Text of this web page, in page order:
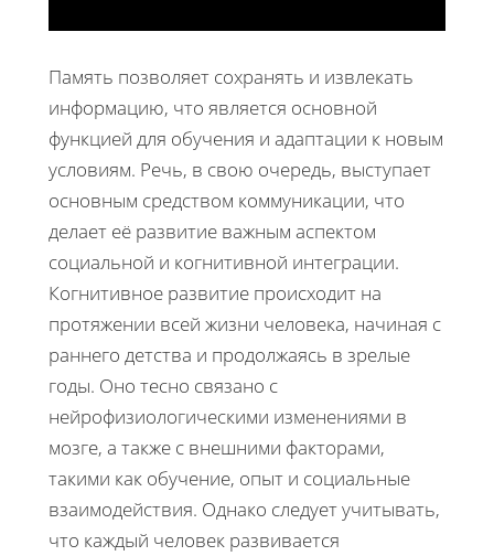
Память позволяет сохранять и извлекать
информацию, что является основной
функцией для обучения и адаптации к новым
условиям. Речь, в свою очередь, выступает
основным средством коммуникации, что
делает её развитие важным аспектом
социальной и когнитивной интеграции.
Когнитивное развитие происходит на
протяжении всей жизни человека, начиная с
раннего детства и продолжаясь в зрелые
годы. Оно тесно связано с
нейрофизиологическими изменениями в
мозге, а также с внешними факторами,
такими как обучение, опыт и социальные
взаимодействия. Однако следует учитывать,
что каждый человек развивается